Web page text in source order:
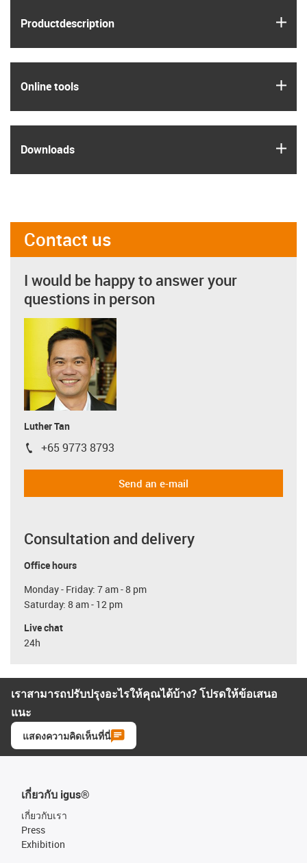
Product­description
Online tools
Downloads
Contact us
I would be happy to answer your
questions in person
Luther Tan
igus-icon-phone
+65 9773 8793
Send an e-mail
Consultation and delivery
Office hours
Monday - Friday: 7 am - 8 pm
Saturday: 8 am - 12 pm
Live chat
24h
เราสามารถปรับปรุงอะไรให้คุณได้บ้าง? โปรดให้ข้อเสนอ
แนะ
แสดงความคิดเห็นที่นี่
เกี่ยวกับ igus®
เกี่ยวกับเรา
Press
Exhibition